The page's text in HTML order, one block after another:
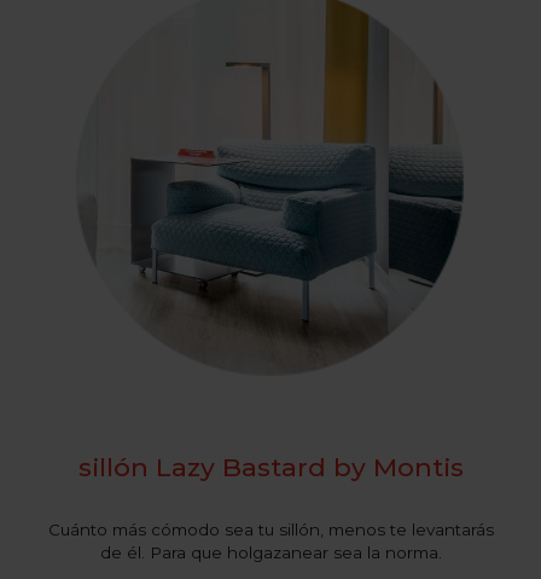
sillón Lazy Bastard by Montis
Cuánto más cómodo sea tu sillón, menos te levantarás
de él. Para que holgazanear sea la norma.